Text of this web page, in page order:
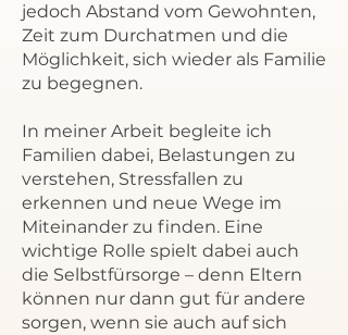
jedoch Abstand vom Gewohnten,
Zeit zum Durchatmen und die
Möglichkeit, sich wieder als Familie
zu begegnen.
In meiner Arbeit begleite ich
Familien dabei, Belastungen zu
verstehen, Stressfallen zu
erkennen und neue Wege im
Miteinander zu finden. Eine
wichtige Rolle spielt dabei auch
die Selbstfürsorge – denn Eltern
können nur dann gut für andere
sorgen, wenn sie auch auf sich